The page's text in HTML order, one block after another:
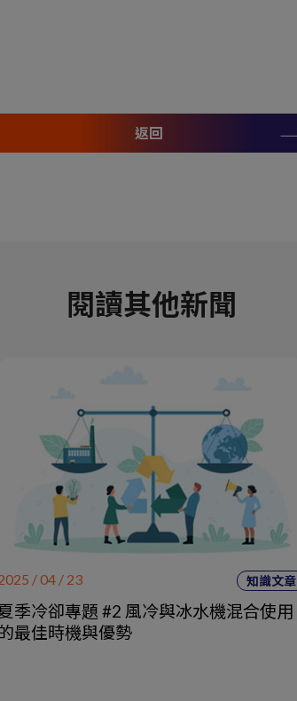
返回
閱讀其他新聞
/ 04 / 23 知識文章
季冷卻專題 #2 風冷與冰水機混合使用
最佳時機與優勢